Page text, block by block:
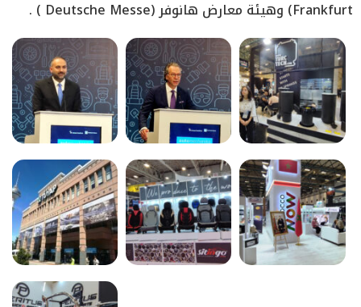
Frankfurt) وهيئة معارض هانوفر (Deutsche Messe ) .